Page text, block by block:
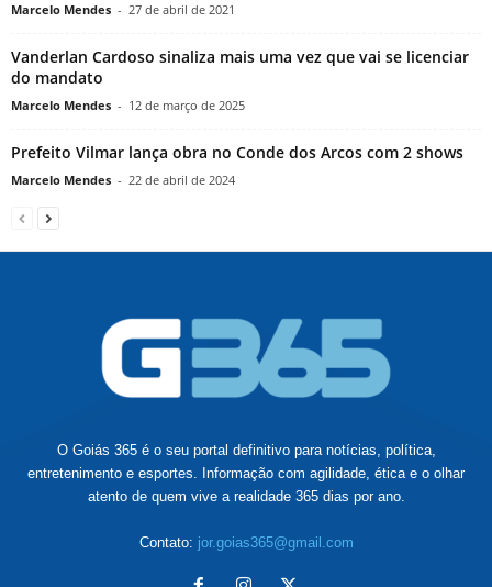
Marcelo Mendes - 27 de abril de 2021
Vanderlan Cardoso sinaliza mais uma vez que vai se licenciar
do mandato
Marcelo Mendes - 12 de março de 2025
Prefeito Vilmar lança obra no Conde dos Arcos com 2 shows
Marcelo Mendes - 22 de abril de 2024
O Goiás 365 é o seu portal definitivo para notícias, política,
entretenimento e esportes. Informação com agilidade, ética e o olhar
atento de quem vive a realidade 365 dias por ano.
Contato: jor.goias365@gmail.com